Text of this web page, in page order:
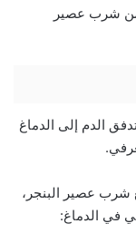
ساعتين من شرب عصير
الدم إلى الدماغ
شرب عصير البنجر،
في الدماغ: